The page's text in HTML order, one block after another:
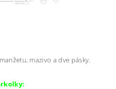
mazivo a dve pásky.